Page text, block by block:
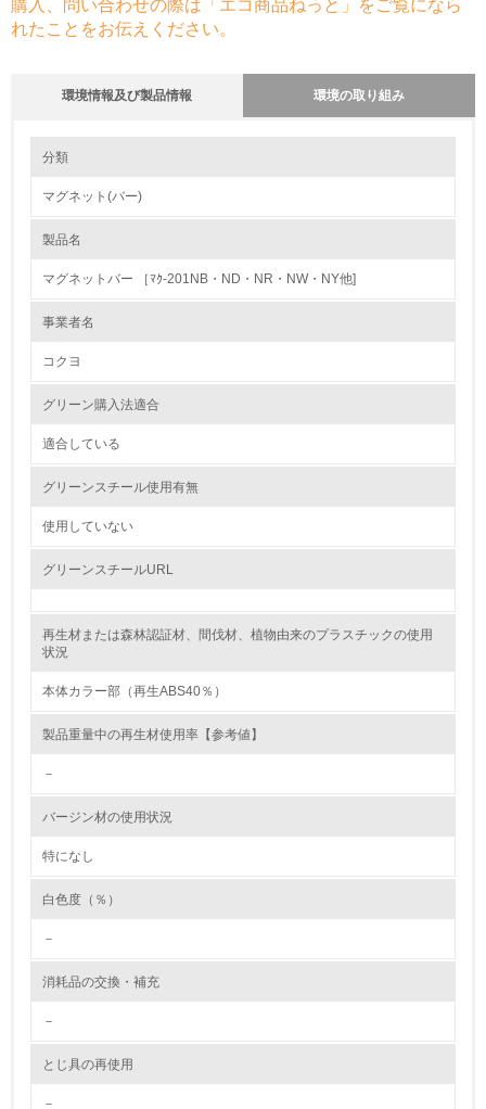
購入、問い合わせの際は「エコ商品ねっと」をご覧になら
れたことをお伝えください。
環境情報及び製品情報 環境の取り組み
1.環境取り組み体制
レベル2
環境取り組み体制と成果を定期的に検証して次の活動に活
境対策を理解し、実践している
環境活動に関する規格やプログラムを導入している
分類
マグネット(バー)
製品名
マグネットバー ［ﾏｸ-201NB・ND・NR・NW・NY他]
事業者名
コクヨ
グリーン購入法適合
適合している
グリーンスチール使用有無
使用していない
グリーンスチールURL
再生材または森林認証材、間伐材、植物由来のプラスチックの使用
状況
本体カラー部（再生ABS40％）
製品重量中の再生材使用率【参考値】
－
バージン材の使用状況
特になし
白色度（％）
－
消耗品の交換・補充
－
とじ具の再使用
－